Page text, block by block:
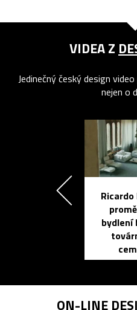
VIDEA Z
Jedinečný český design
nejen o
bydlení
ON-LINE